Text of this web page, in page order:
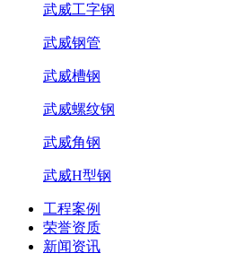
武威工字钢
武威钢管
武威槽钢
武威螺纹钢
武威角钢
武威H型钢
工程案例
荣誉资质
新闻资讯